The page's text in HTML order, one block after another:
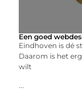
Een goed
Eindhoven is dé
Daarom is het
wilt
...